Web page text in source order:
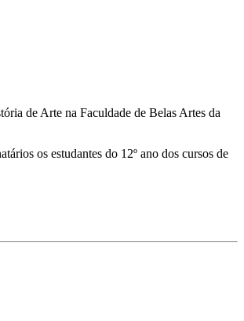
de Arte na Faculdade de Belas Artes da
os estudantes do 12º ano dos cursos de